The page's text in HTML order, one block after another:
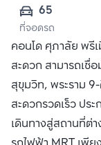
65
ที่จอดรถ
คอนโด ศุภาลัย พรี
สะดวก สามารถเชื่
สุขุมวิท, พระราม 9-
สะดวกรวดเร็ว ประ
เดินทางสู่สถานที่ต่า